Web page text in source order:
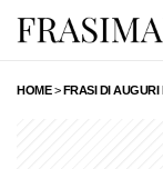
HOME>FRASI DI AUGURI